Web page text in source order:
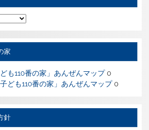
家
も110番の家」あんぜんマップ0
ども110番の家」あんぜんマップ0
針